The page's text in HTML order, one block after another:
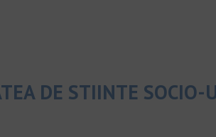
DE STIINTE SOCIO-